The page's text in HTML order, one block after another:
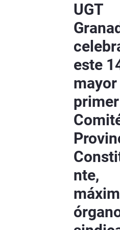
UGT
este
mayor
primer
nte,